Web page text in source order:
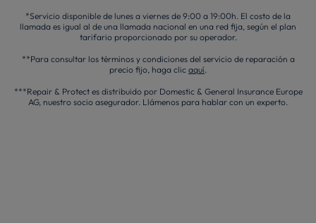
*Servicio disponible de lunes a viernes de 9:00 a 19:00h. El costo de la
llamada es igual al de una llamada nacional en una red fija, según el plan
tarifario proporcionado por su operador.
**Para consultar los términos y condiciones del servicio de reparación a
precio fijo, haga clic aquí
***Repair & Protect es distribuido por Domestic & General Insurance Europe
AG, nuestro socio asegurador. Llámenos para hablar con un experto.